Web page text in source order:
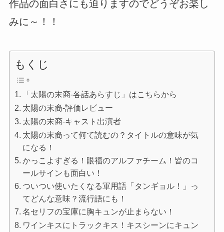
作品の面白さにも迫りますのでどうぞお楽し
みに～！！
もくじ
「太陽の末裔-各話あらすじ」はこちらから
太陽の末裔-評価レビュー
太陽の末裔-キャスト出演者
太陽の末裔って何て読むの？タイトルの意味が気
になる！
かっこよすぎる！眼福のアルファチーム！皆のコ
ールサインも面白い！
ついつい使いたくなる軍用語「タンギョル！」っ
てどんな意味？流行語にも！
名セリフの宝庫に胸キュンが止まらない！
ワインキスにトラックキス！キスシーンにキュン